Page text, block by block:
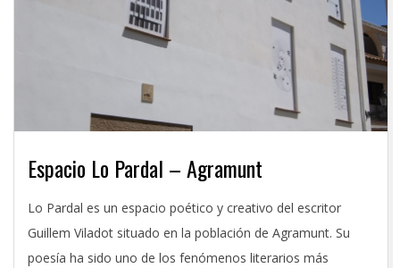
Espacio Lo Pardal – Agramunt
2016-
06-
27
Lo Pardal es un espacio poético y creativo del escritor
Guillem Viladot situado en la población de Agramunt. Su
poesía ha sido uno de los fenómenos literarios más